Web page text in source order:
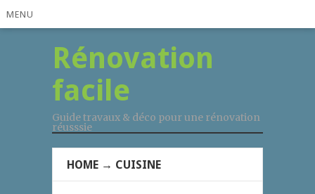
MENU
Rénovation
facile
Guide travaux & déco pour une rénovation
réusssie
HOME → CUISINE